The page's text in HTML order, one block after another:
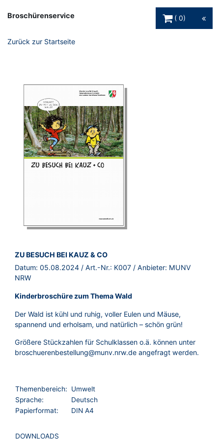
Broschürenservice
0
Zurück zur Startseite
BROSCHÜRE:
ZU BESUCH BEI KAUZ & CO
Datum: 05.08.2024 / Art.-Nr.: K007 / Anbieter: MUNV
NRW
Kinderbroschüre zum Thema Wald
Der Wald ist kühl und ruhig, voller Eulen und Mäuse,
spannend und erholsam, und natürlich – schön grün!
Größere Stückzahlen für Schulklassen o.ä. können unter
broschuerenbestellung@munv.nrw.de angefragt werden.
Themenbereich:
Umwelt
Sprache:
Deutsch
Papierformat:
DIN A4
DOWNLOADS